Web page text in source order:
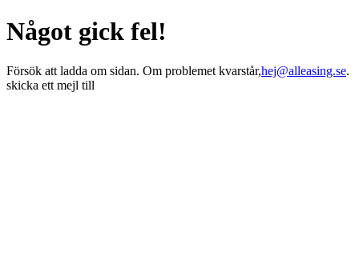
Något gick fel!
Försök att ladda om sidan. Om problemet kvarstår,hej@alleasing.se.
skicka ett mejl till